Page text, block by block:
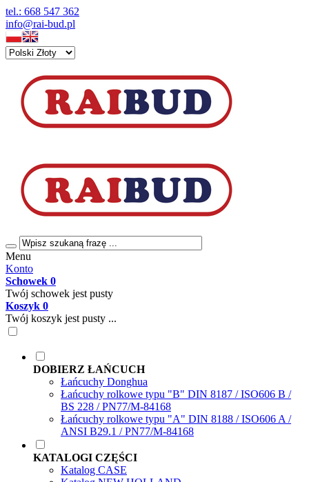
tel.: 668 547 362
info@rai-bud.pl
Menu
Konto
Schowek 0
Twój schowek jest pusty
Koszyk 0
Twój koszyk jest pusty ...
DOBIERZ ŁAŃCUCH
Łańcuchy Donghua
Łańcuchy rolkowe typu "B" DIN 8187 / ISO606 B /
BS 228 / PN77/M-84168
Łańcuchy rolkowe typu "A" DIN 8188 / ISO606 A /
ANSI B29.1 / PN77/M-84168
KATALOGI CZĘŚCI
Katalog CASE